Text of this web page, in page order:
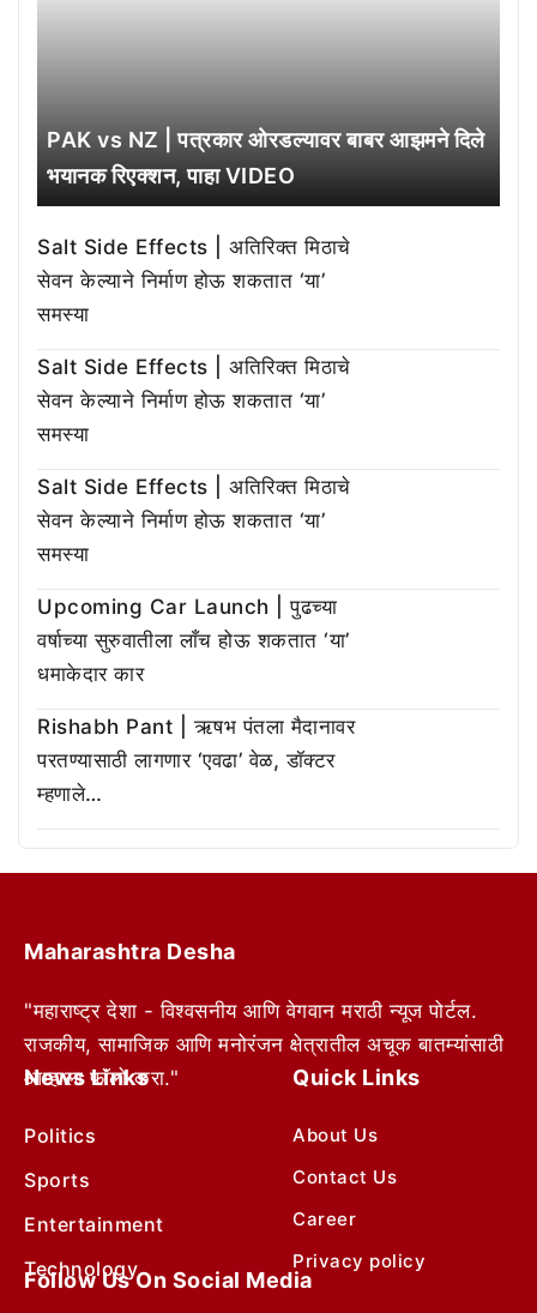
PAK vs NZ | पत्रकार ओरडल्यावर बाबर आझमने दिले
भयानक रिएक्शन, पाहा VIDEO
Salt Side Effects | अतिरिक्त मिठाचे
सेवन केल्याने निर्माण होऊ शकतात ‘या’
समस्या
Salt Side Effects | अतिरिक्त मिठाचे
सेवन केल्याने निर्माण होऊ शकतात ‘या’
समस्या
Salt Side Effects | अतिरिक्त मिठाचे
सेवन केल्याने निर्माण होऊ शकतात ‘या’
समस्या
Upcoming Car Launch | पुढच्या
वर्षाच्या सुरुवातीला लाँच होऊ शकतात ‘या’
धमाकेदार कार
Rishabh Pant | ऋषभ पंतला मैदानावर
परतण्यासाठी लागणार ‘एवढा’ वेळ, डॉक्टर
म्हणाले…
Maharashtra Desha
"महाराष्ट्र देशा - विश्वसनीय आणि वेगवान मराठी न्यूज पोर्टल.
राजकीय, सामाजिक आणि मनोरंजन क्षेत्रातील अचूक बातम्यांसाठी
आम्हाला फॉलो करा."
News Links
Politics
Sports
Entertainment
Technology
Quick Links
About Us
Contact Us
Career
Privacy policy
Follow Us On Social Media